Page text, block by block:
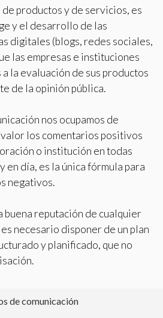
productos y de servicios, es
y el desarrollo de las
digitales (blogs, redes sociales,
las empresas e instituciones
la evaluación de sus productos
de la opinión pública.
nos ocupamos de
los comentarios positivos
o institución en todas
en día, es la única fórmula para
negativos.
buena reputación de cualquier
necesario disponer de un plan
y planificado, que no
de comunicación
Siempre activas
propias para recopilar
de mejorar nuestros servicios.
supone la aceptación de la
El usuario tiene la posibilidad
pudiendo, si así lo desea,
que dicha acción podrá ocasionar
y análisis del
usuarios de este sitio web. La
este tipo de cookies se
la actividad de la web para la
los usuarios del servicio. Permiten
de preferencia del usuario para
servicios y para ofrecer una
de productos recomendados.
elecciones personales del usuario
continuada de sus hábitos de